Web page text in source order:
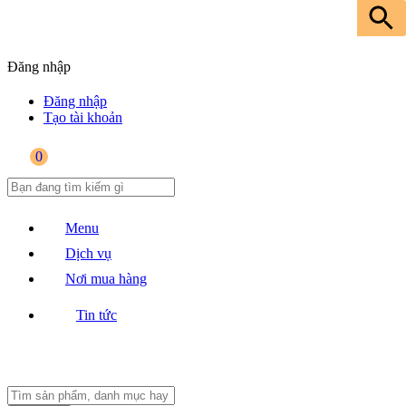
Đăng nhập
Đăng nhập
Tạo tài khoản
0
Menu
Dịch vụ
Nơi mua hàng
Tin tức